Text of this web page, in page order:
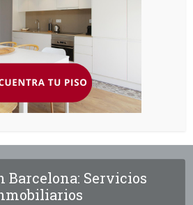
Barcelona: Servicios